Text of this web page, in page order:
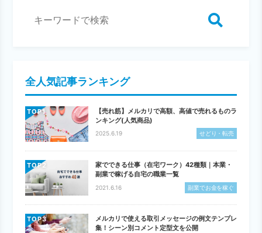
全人気記事ランキング
TOP
【売れ筋】メルカリで高額、高値で売れるものラ
ンキング(人気商品)
2025.6.19 せどり・転売
TOP
家でできる仕事（在宅ワーク）42種類｜本業・
副業で稼げる自宅の職業一覧
2021.6.16 副業でお金を稼ぐ
TOP
メルカリで使える取引メッセージの例文テンプレ
集！シーン別コメント定型文を公開